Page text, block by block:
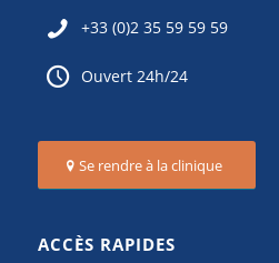
+33 (0)2 35 59 59 59
Ouvert 24h/24
Se rendre à la clinique
ACCÈS RAPIDES